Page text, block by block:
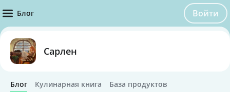
Блог Войти
Сарлен
Блог Кулинарная книга База продуктов